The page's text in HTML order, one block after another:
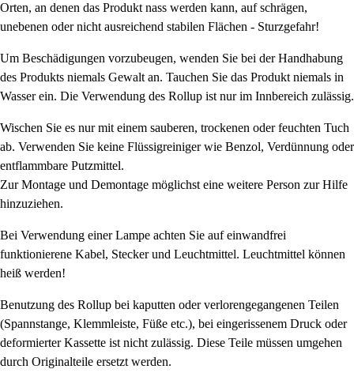
Orten, an denen das Produkt nass werden kann, auf schrägen,
unebenen oder nicht ausreichend stabilen Flächen - Sturzgefahr!
Um Beschädigungen vorzubeugen, wenden Sie bei der Handhabung
des Produkts niemals Gewalt an. Tauchen Sie das Produkt niemals in
Wasser ein. Die Verwendung des Rollup ist nur im Innbereich zulässig.
Wischen Sie es nur mit einem sauberen, trockenen oder feuchten Tuch
ab. Verwenden Sie keine Flüssigreiniger wie Benzol, Verdünnung oder
entflammbare Putzmittel.
Zur Montage und Demontage möglichst eine weitere Person zur Hilfe
hinzuziehen.
Bei Verwendung einer Lampe achten Sie auf einwandfrei
funktionierene Kabel, Stecker und Leuchtmittel. Leuchtmittel können
heiß werden!
Benutzung des Rollup bei kaputten oder verlorengegangenen Teilen
(Spannstange, Klemmleiste, Füße etc.), bei eingerissenem Druck oder
deformierter Kassette ist nicht zulässig. Diese Teile müssen umgehen
durch Originalteile ersetzt werden.